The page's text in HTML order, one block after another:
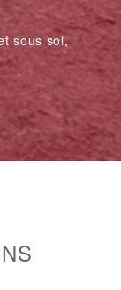
sous sol,